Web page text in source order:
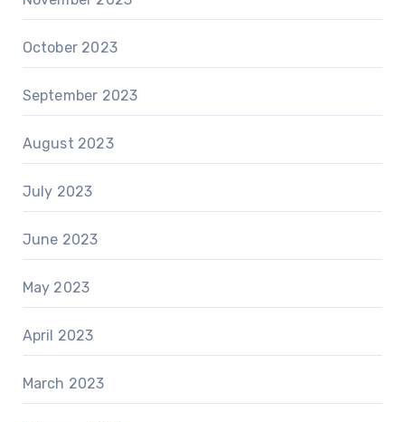
October 2023
September 2023
August 2023
July 2023
June 2023
May 2023
April 2023
March 2023